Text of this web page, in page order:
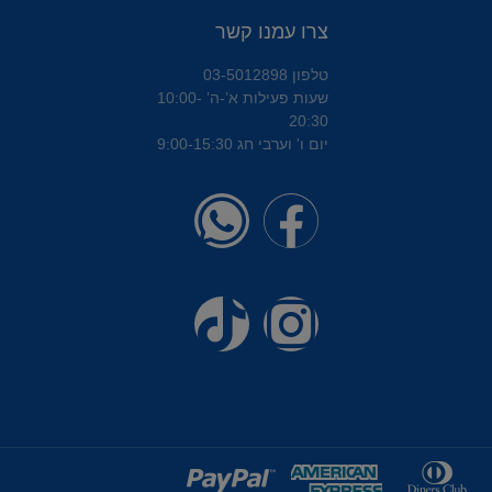
צרו עמנו קשר
טלפון 03-5012898
שעות פעילות א’-ה’ 10:00-
20:30
יום ו' וערבי חג 9:00-15:30